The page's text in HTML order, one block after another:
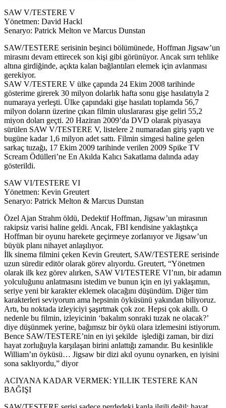
SAW V/TESTERE V
Yönetmen: David Hackl
Senaryo: Patrick Melton ve Marcus Dunstan
SAW/TESTERE serisinin beşinci bölümünede, Hoffman Jigsaw’un
mirasını devam ettirecek son kişi gibi görünüyor. Ancak sırrı tehlike
altına girdiğinde, açıkta kalan bağlantıları elemek için avlanması
gerekiyor.
SAW V/TESTERE V ülke çapında 24 Ekim 2008 tarihinde
gösterime girerek 30 milyon dolarlık hafta sonu gişe hasılatıyla 2
numaraya yerleşti. Ülke çapındaki gişe hasılatı toplamda 56,7
milyon doların üzerine çıkan filmin uluslararası gişe geliri 55,2
miyon doları geçti. 20 Haziran 2009’da DVD olarak piyasaya
sürülen SAW V/TESTERE V, listelere 2 numaradan giriş yaptı ve
bugüne kadar 1,6 milyon adet sattı. Filmin simgesi haline gelen
sarkaç tuzağı, 17 Ekim 2009 tarihinde verilen 2009 Spike TV
Scream Ödülleri’ne En Akılda Kalıcı Sakatlama dalında aday
gösterildi.
SAW VI/TESTERE VI
Yönetmen: Kevin Greutert
Senaryo: Patrick Melton & Marcus Dunstan
Özel Ajan Strahm öldü, Dedektif Hoffman, Jigsaw’un mirasının
rakipsiz varisi haline geldi. Ancak, FBI kendisine yaklaştıkça
Hoffman bir oyunu harekete geçirmeye zorlanıyor ve Jigsaw’un
büyük planı nihayet anlaşılıyor.
İlk sinema filmini çeken Kevin Greutert, SAW/TESTERE serisinde
uzun süredir editör olarak görev alıyordu. Greutert, “Yönetmen
olarak ilk kez görev alırken, SAW VI/TESTERE VI’nın, bir adamın
yolculuğunu anlatmasını istedim ve bunun için en iyi yaklaşımın,
seriye yeni bir karakter eklemek olacağını düşündüm. Diğer tüm
karakterleri seviyorum ama hepsinin öyküsünü yakından biliyoruz.
Artı, bu noktada izleyiciyi şaşırtmak çok zor. Hepsi çok akıllı. O
nedenle bu filmin, izleyicinin ‘bakalım sonraki tuzak ne olacak?’
diye düşünmek yerine, bağımsız bir öykü olara izlemesini istiyorum.
Bence SAW/TESTERE’nin en iyi şekilde işlediği zaman, bir dizi
hayat zorluğuyla karşılaşan birini anlattığı zamandır. Bu kesinlikle
William’ın öyküsü… Jigsaw bir dizi akıl oyunu oynarken, en iyisini
sona saklıyordu,” diyor
ACIYANA KADAR VERMEK: YILLIK TESTERE KAN
BAĞIŞI